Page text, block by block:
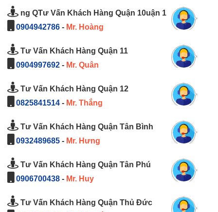
ng QTư Vấn Khách Hàng Quận 10uận 1
0904942786 - Mr. Hoàng
Tư Vấn Khách Hàng Quận 11
0904997692 - Mr. Quân
Tư Vấn Khách Hàng Quận 12
0825841514 - Mr. Thắng
Tư Vấn Khách Hàng Quận Tân Bình
0932489685 - Mr. Hưng
Tư Vấn Khách Hàng Quận Tân Phú
0906700438 - Mr. Huy
Tư Vấn Khách Hàng Quận Thủ Đức